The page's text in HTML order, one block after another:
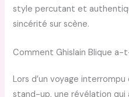
style percutant et
sincérité sur scène.
Comment Ghislain Blique
Lors d’un voyage
stand-up, une révélation qui